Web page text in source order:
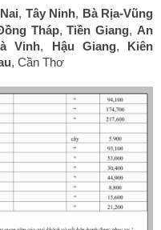
, Tây Ninh, Bà Rịa-Vũng
Tháp,Tiền Giang, An
Vinh, Hậu Giang, Kiên
, Cần Thơ